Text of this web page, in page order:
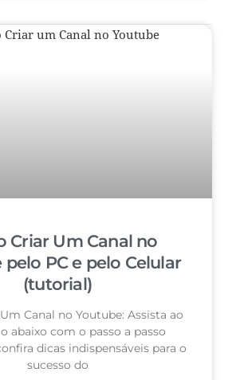
Criar Um Canal no
PC e pelo Celular
(tutorial)
Canal no Youtube: Assista ao
abaixo com o passo a passo
dicas indispensáveis para o
sucesso do